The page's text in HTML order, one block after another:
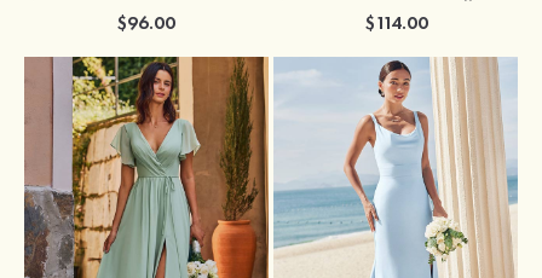
$96.00 $114.00